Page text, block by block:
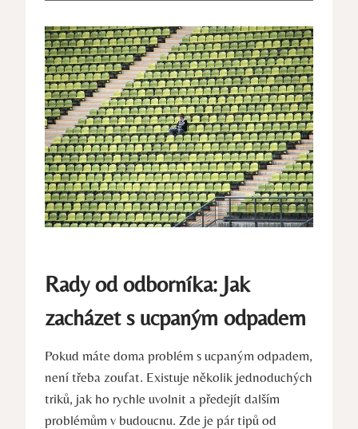
Rady od odborníka: Jak
zacházet s ucpaným odpadem
Pokud máte doma problém s ucpaným odpadem,
není třeba zoufat. Existuje několik jednoduchých
triků, jak ho rychle uvolnit a předejít dalším
problémům v budoucnu. Zde je pár tipů od